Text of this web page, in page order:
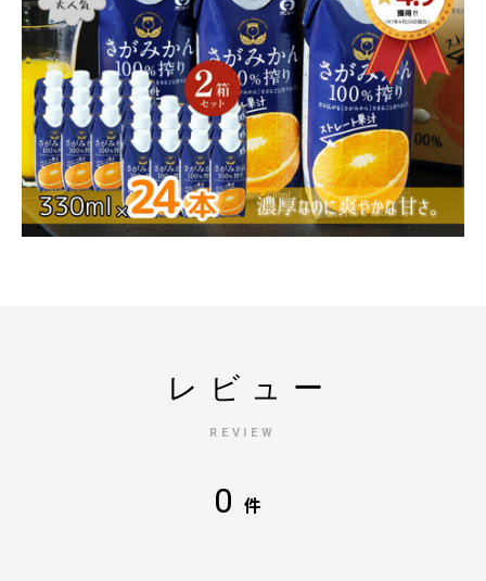
レビュー
REVIEW
0 件